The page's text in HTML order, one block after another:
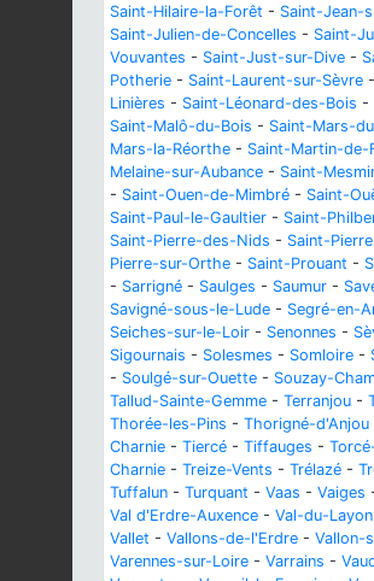
Saint-Hilaire-la-Forêt - Saint-Jean-
Saint-Julien-de-Concelles - Saint-
Vouvantes - Saint-Just-sur-Dive -
Potherie - Saint-Laurent-sur-Sèvre -
Linières - Saint-Léonard-des-Bois -
Saint-Malô-du-Bois - Saint-Mars-
Mars-la-Réorthe - Saint-Martin-de-
Melaine-sur-Aubance - Saint-
- Saint-Ouen-de-Mimbré - Saint-
Saint-Paul-le-Gaultier - Saint-
Saint-Pierre-des-Nids - Saint-
Pierre-sur-Orthe - Saint-Prouant -
- Sarrigné - Saulges - Saumur -
Savigné-sous-le-Lude - Segré-en-
Seiches-sur-le-Loir - Senonnes -
Sigournais - Solesmes - Somloire -
- Soulgé-sur-Ouette - Souzay-
Tallud-Sainte-Gemme - Terranjou -
Thorée-les-Pins - Thorigné-d'Anjou
Charnie - Tiercé - Tiffauges -
Charnie - Treize-Vents - Trélazé -
Tuffalun - Turquant - Vaas - Vaiges
Val d'Erdre-Auxence - Val-du-Layon
Vallet - Vallons-de-l'Erdre - Vallon-
Varennes-sur-Loire - Varrains -